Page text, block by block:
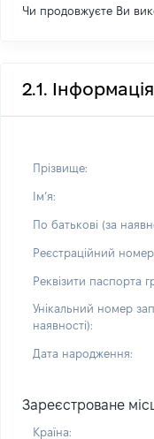
Чи продовжуєте Ви
2.1.
Прізвище:
Імʼя:
По батькові (за
Реєстраційний номер
Реквізити паспорта
Унікальний номер
наявності):
Дата народження:
Зареєстроване
Країна: